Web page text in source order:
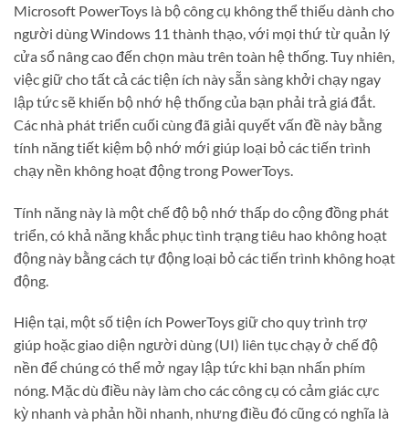
Microsoft PowerToys là bộ công cụ không thể thiếu dành cho
người dùng Windows 11 thành thạo, với mọi thứ từ quản lý
cửa sổ nâng cao đến chọn màu trên toàn hệ thống. Tuy nhiên,
việc giữ cho tất cả các tiện ích này sẵn sàng khởi chạy ngay
lập tức sẽ khiến bộ nhớ hệ thống của bạn phải trả giá đắt.
Các nhà phát triển cuối cùng đã giải quyết vấn đề này bằng
tính năng tiết kiệm bộ nhớ mới giúp loại bỏ các tiến trình
chạy nền không hoạt động trong PowerToys.
Tính năng này là một chế độ bộ nhớ thấp do cộng đồng phát
triển, có khả năng khắc phục tình trạng tiêu hao không hoạt
động này bằng cách tự động loại bỏ các tiến trình không hoạt
động.
Hiện tại, một số tiện ích PowerToys giữ cho quy trình trợ
giúp hoặc giao diện người dùng (UI) liên tục chạy ở chế độ
nền để chúng có thể mở ngay lập tức khi bạn nhấn phím
nóng. Mặc dù điều này làm cho các công cụ có cảm giác cực
kỳ nhanh và phản hồi nhanh, nhưng điều đó cũng có nghĩa là